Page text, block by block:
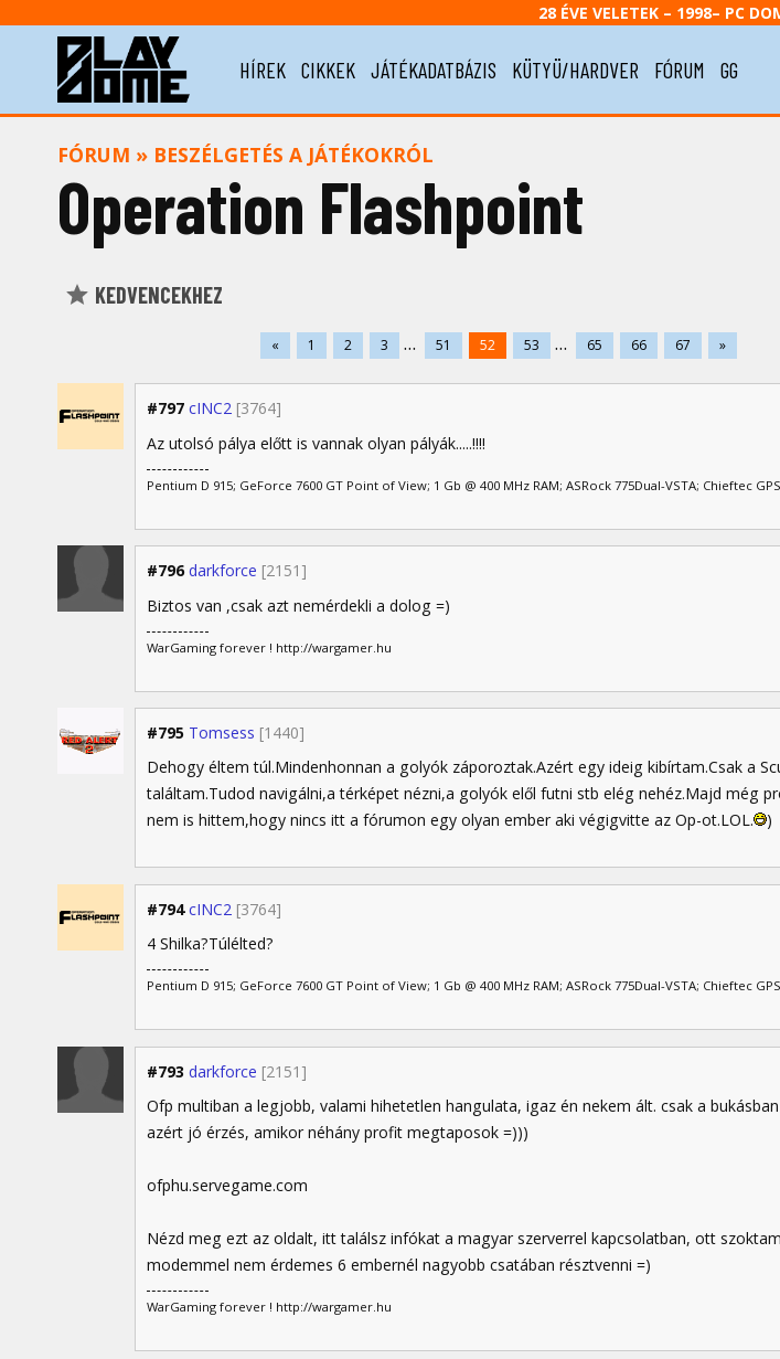
28 ÉVE VELETEK – 1998– PC
HÍREK CIKKEK JÁTÉKADATBÁZIS KÜTYÜ/HARDVER FÓRUM GG
FÓRUM » BESZÉLGETÉS A JÁTÉKOKRÓL
Operation Flashpoint
KEDVENCEKHEZ
« 1 2 3 ... 51 52 53 ... 65 66 67 »
#797 cINC2 [3764]
Az utolsó pálya előtt is vannak olyan pályák.....!!!!
Pentium D 915; GeForce 7600 GT Point of View; 1 Gb @ 400 MHz RAM; ASRock 775Dual-VSTA; Chieftec
#796 darkforce [2151]
Biztos van ,csak azt nemérdekli a dolog =)
WarGaming forever ! http://wargamer.hu
#795 Tomsess [1440]
Dehogy éltem túl.Mindenhonnan a golyók záporoztak.Azért egy ideig kibírtam.Csak a
találtam.Tudod navigálni,a térképet nézni,a golyók elől futni stb elég nehéz.Majd még
nem is hittem,hogy nincs itt a fórumon egy olyan ember aki végigvitte az Op-ot.LOL.
)
#794 cINC2 [3764]
4 Shilka?Túlélted?
Pentium D 915; GeForce 7600 GT Point of View; 1 Gb @ 400 MHz RAM; ASRock 775Dual-VSTA; Chieftec
#793 darkforce [2151]
Ofp multiban a legjobb, valami hihetetlen hangulata, igaz én nekem ált. csak a
azért jó érzés, amikor néhány profit megtaposok =)))
ofphu.servegame.com
Nézd meg ezt az oldalt, itt találsz infókat a magyar szerverrel kapcsolatban, ott
modemmel nem érdemes 6 embernél nagyobb csatában résztvenni =)
WarGaming forever ! http://wargamer.hu